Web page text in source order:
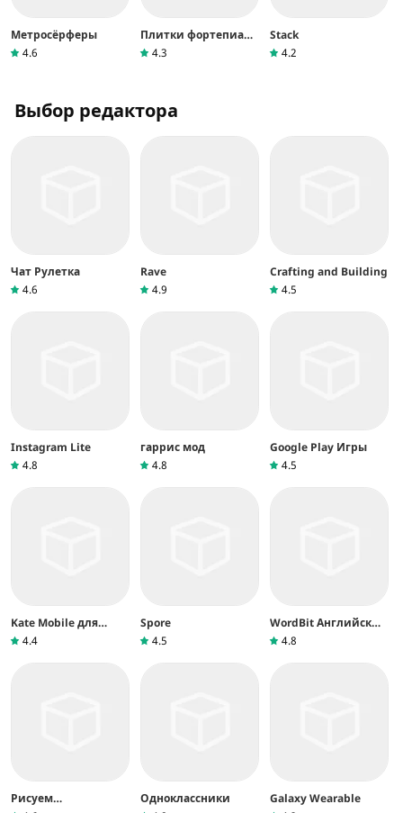
Метросёрферы
4.6
Плитки фортепиано
2™4.3
Stack
4.2
Выбор редактора
Чат Рулетка
4.6
Rave
4.9
Crafting and Building
4.5
Instagram Lite
4.8
гаррис мод
4.8
Google Play Игры
4.5
Kate Mobile для
ВКонтакте
4.4
Spore
4.5
WordBit Английский
язык
4.8
Рисуем
Одноклассники
Galaxy Wearable